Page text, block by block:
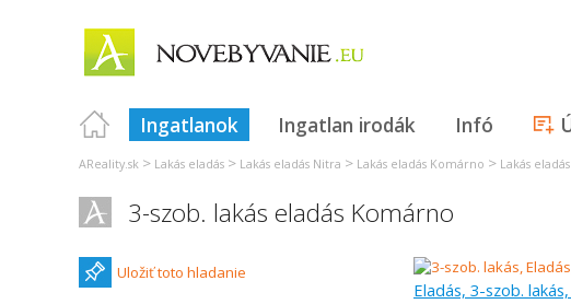
Ingatlanok Ingatlan irodák Infó
AReality.sk > Lakás eladás > Lakás eladás Nitra > Lakás eladás Komárno > Lakás
3-szob. lakás eladás Komárno
Uložiť toto hladanie
Eladás, 3-szob.